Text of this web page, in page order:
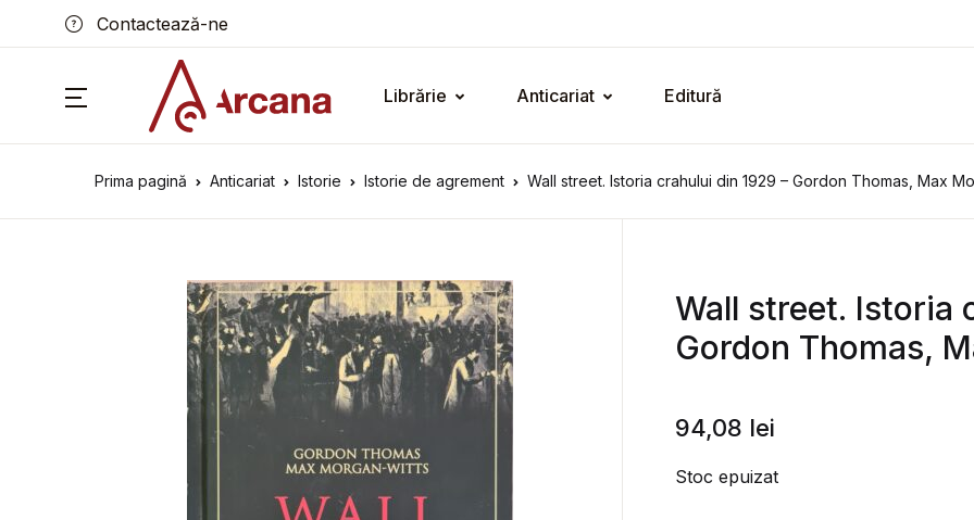
Contactează-ne
Librărie Anticariat Editură
Prima pagină Anticariat Istorie Istorie de agrement Wall street. Istoria crahului din 1929 – Gordon Thomas, Max
Wall street. Istoria
Gordon Thomas,
94,08 lei
Stoc epuizat